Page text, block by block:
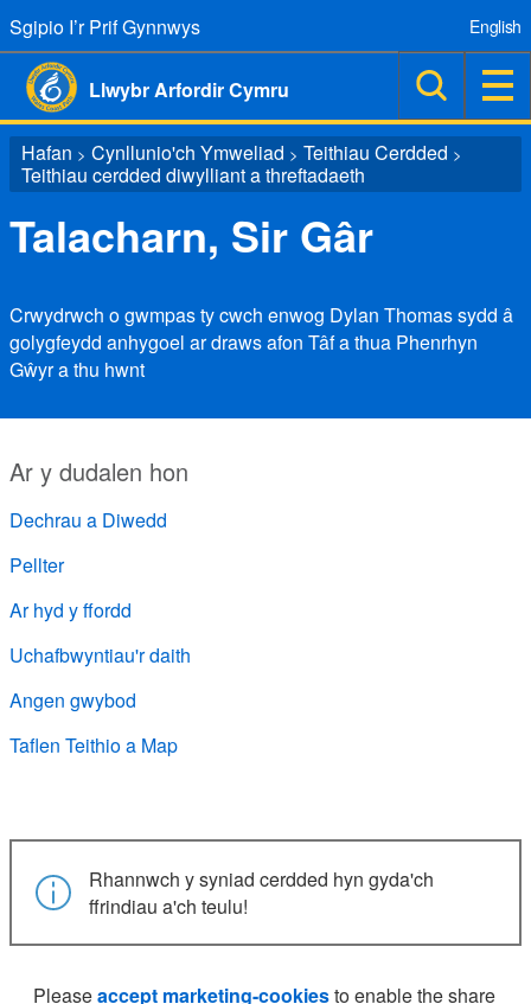
Sgipio I’r Prif Gynnwys
Llwybr Arfordir Cymru
English
Hafan > Cynllunio'ch Ymweliad > Teithiau Cerdded >
Teithiau cerdded diwylliant a threftadaeth
Talacharn, Sir Gâr
Crwydrwch o gwmpas ty cwch enwog Dylan Thomas sydd â
golygfeydd anhygoel ar draws afon Tâf a thua Phenrhyn
Gŵyr a thu hwnt
Ar y dudalen hon
Dechrau a Diwedd
Pellter
Ar hyd y ffordd
Uchafbwyntiau'r daith
Angen gwybod
Taflen Teithio a Map
Rhannwch y syniad cerdded hyn gyda'ch
ffrindiau a'ch teulu!
Pleaseaccept marketing-cookiesto enable the share